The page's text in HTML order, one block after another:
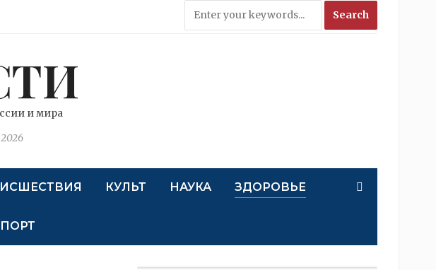
и мира
КУЛЬТ НАУКА ЗДОРОВЬЕ